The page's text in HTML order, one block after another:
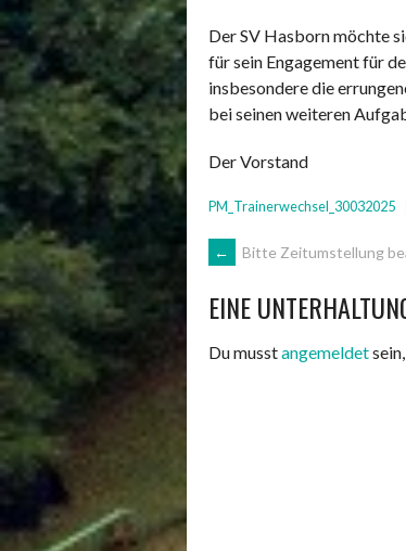
Der SV Hasborn möchte
für sein Engagement für
insbesondere die
bei seinen weiteren
Der Vorstand
PM_Trainerwechsel_30032025
ARTIKEL-
NAVIGATION
← Bitte Zeitumstellung
EINE
Du musstangemeldet